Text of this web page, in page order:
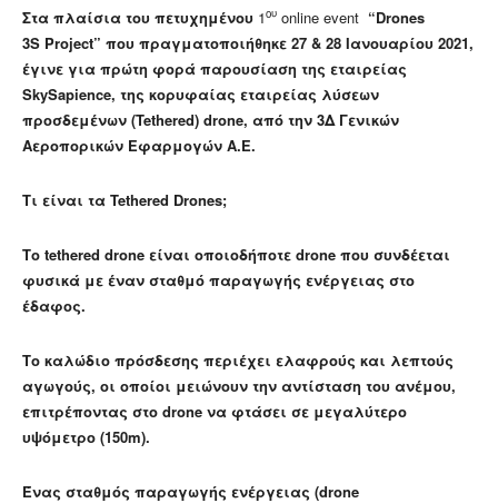
Στα πλαίσια του πετυχημένου 1ου online event “Drones
3S Project” που πραγματοποιήθηκε 27 & 28 Ιανουαρίου 2021,
έγινε για πρώτη φορά παρουσίαση της εταιρείας
SkySapience, της κορυφαίας εταιρείας λύσεων
προσδεμένων (Tethered) drone, από την 3Δ Γενικών
Αεροπορικών Εφαρμογών Α.Ε.
Τι είναι τα Tethered Drones;
Τo tethered drone είναι οποιοδήποτε drone που συνδέεται
φυσικά με έναν σταθμό παραγωγής ενέργειας στο
έδαφος.
Το καλώδιο πρόσδεσης περιέχει ελαφρούς και λεπτούς
αγωγούς, οι οποίοι μειώνουν την αντίσταση του ανέμου,
επιτρέποντας στο drone να φτάσει σε μεγαλύτερο
υψόμετρο (150m).
Ένας σταθμός παραγωγής ενέργειας (drone